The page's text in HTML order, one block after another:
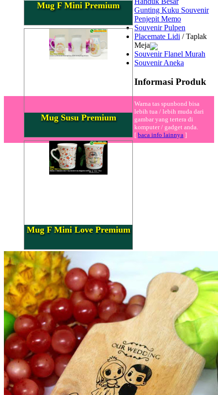
Mug F Mini Premium
Mug Susu Premium
Mug F Mini Love Premium
Gunting Kuku Souvenir
Penjepit Memo
Souvenir Pulpen
Placemate Lidi / Taplak
Meja
Souvenir Flanel Murah
Souvenir Aneka
Informasi Produk
Warna tas spunbond bisa
lebih tua / lebih muda dari
gambar yang tertera di
komputer / gadget anda.
[ baca info lainnya ]